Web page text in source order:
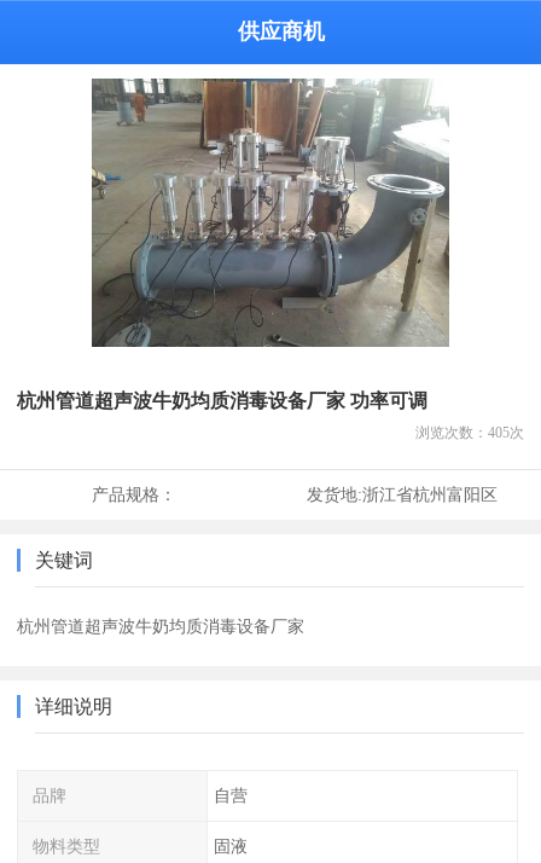
供应商机
杭州管道超声波牛奶均质消毒设备厂家 功率可调
浏览次数： 405次
产品规格： 发货地:浙江省杭州富阳区
关键词
杭州管道超声波牛奶均质消毒设备厂家
详细说明
品牌 自营
物料类型 固液